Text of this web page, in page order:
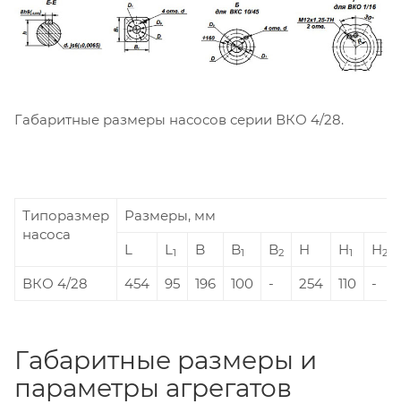
Габаритные размеры насосов серии ВКО 4/28.
Типоразмер
насоса
Размеры, мм
L
L 1 B B1 B2 H H1 H2
ВКО 4/28 454 95 196 100 - 254 110 -
Габаритные размеры и
параметры агрегатов